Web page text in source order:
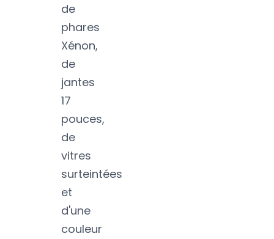
de
phares
Xénon,
de
jantes
17
pouces,
de
vitres
surteintées
et
d'une
couleur